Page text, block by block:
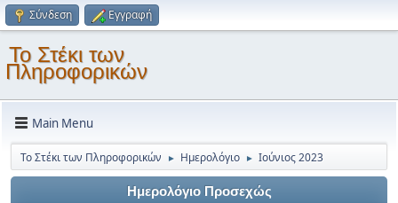
Σύνδεση Εγγραφή
Το Στέκι των
Πληροφορικών
Main Menu
Το Στέκι των Πληροφορικών ► Ημερολόγιο ► Ιούνιος 2023
Ημερολόγιο Προσεχώς